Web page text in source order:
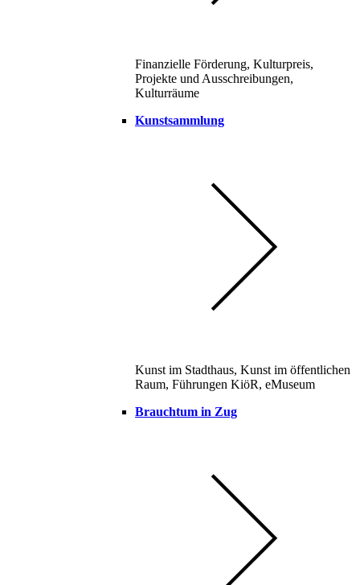
Finanzielle Förderung, Kulturpreis,
Projekte und Ausschreibungen,
Kulturräume
Kunstsammlung
Kunst im Stadthaus, Kunst im öffentlichen
Raum, Führungen KiöR, eMuseum
Brauchtum in Zug